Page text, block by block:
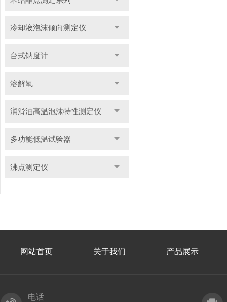
冷却液泡沫倾向测定仪
台式钠度计
溶解氧
润滑油高温泡沫特性测定仪
多功能低温试验器
沸点测定仪
网站首页 关于我们 产品展示
电话